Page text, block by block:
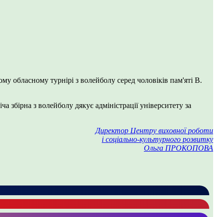
обласному турнірі з волейболу серед чоловіків пам'яті В.
з волейболу дякує адміністрації університету за
Директор Центру виховної роботи
і соціально-культурного розвитку
Ольга ПРОКОПОВА